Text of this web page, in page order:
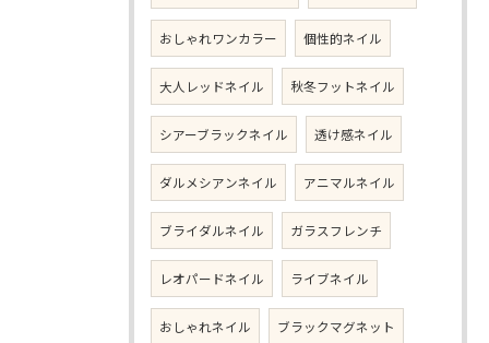
おしゃれワンカラー 個性的ネイル
大人レッドネイル 秋冬フットネイル
シアーブラックネイル 透け感ネイル
ダルメシアンネイル アニマルネイル
ブライダルネイル ガラスフレンチ
レオパードネイル ライブネイル
おしゃれネイル ブラックマグネット